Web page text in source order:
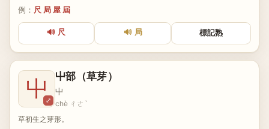
例： 尺 局 屋 屆
🔊 尺 🔊 局 標記熟
屮⤢
屮部（草芽）
屮
chè ㄔㄜˋ
草初生之芽形。